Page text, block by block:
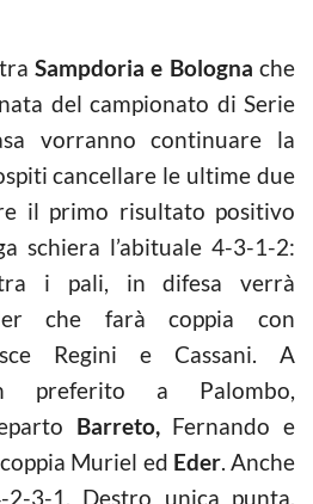
Sampdoria e Bologna che
del campionato di Serie
vorranno continuare la
cancellare le ultime due
il primo risultato positivo
schiera l’abituale 4-3-1-2:
i pali, in difesa verrà
che farà coppia con
Regini e Cassani. A
preferito a Palombo,
Barreto,Fernando e
Muriel ed Eder. Anche
3-1, Destro unica punta.